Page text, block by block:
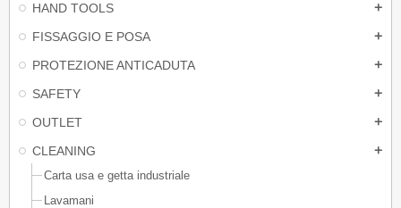
HAND TOOLS add
FISSAGGIO E POSA add
PROTEZIONE ANTICADUTA add
SAFETY add
OUTLET add
CLEANING add
Carta usa e getta industriale
Lavamani